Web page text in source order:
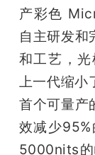
产彩色
自主研发和
和工艺，
上一代缩小
首个可量产
效减少
5000nits的